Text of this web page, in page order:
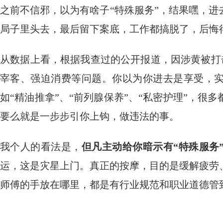
之前不信邪，以为有啥子“特殊服务”，结果嘿，
局子里头去，最后留下案底，工作都搞脱了，后悔
从数据上看，根据我查过的公开报道，因涉黄被
宰客、强迫消费等问题。你以为你进去是享受，
如“精油推拿”、“前列腺保养”、“私密护理”，很
要么就是一步步引你上钩，做违法的事。
我个人的看法是， 但凡主动给你暗示有“特殊服
运，这是灾星上门。真正的按摩，目的是缓解疲
师傅的手放在哪里，都是有行业规范和职业道德